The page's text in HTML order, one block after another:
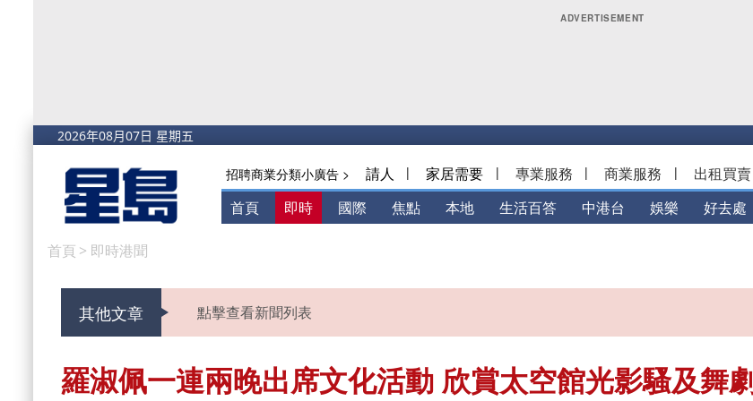
招聘商業分類小廣告 > 請人 | 家居需要 | 專業服務 | 商業服務 | 出租買賣
首頁 即時 國際 焦點 本地 生活百答 中港台 娛樂 好去處
首頁 > 即時港聞
其他文章 點擊查看新聞列表
羅淑佩一連兩晚出席文化活動 欣賞太空館光影騷及舞劇